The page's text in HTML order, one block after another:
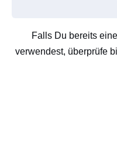
Falls Du bereits
verwendest, überprüfe